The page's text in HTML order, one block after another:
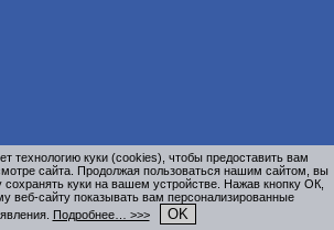
технологию куки (cookies), чтобы предоставить вам
сайта. Продолжая пользоваться нашим сайтом, вы
куки на вашем устройстве. Нажав кнопку ОК,
веб-сайту показывать вам персонализированные
Подробнее… >>> OK